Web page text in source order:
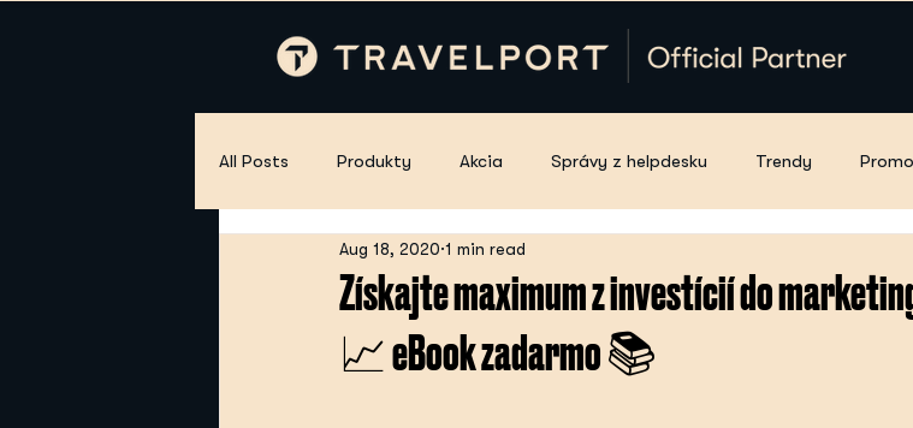
All Posts Produkty Akcia Správy z helpdesku Trendy
Získajte maximum z investícií do
📈 eBook zadarmo 📚
Aug 18, 2020 1 min read